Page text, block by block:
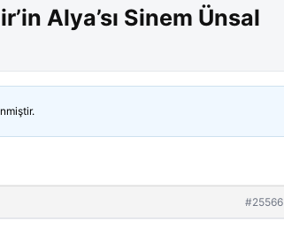
Alya’sı Sinem Ünsal
#25566